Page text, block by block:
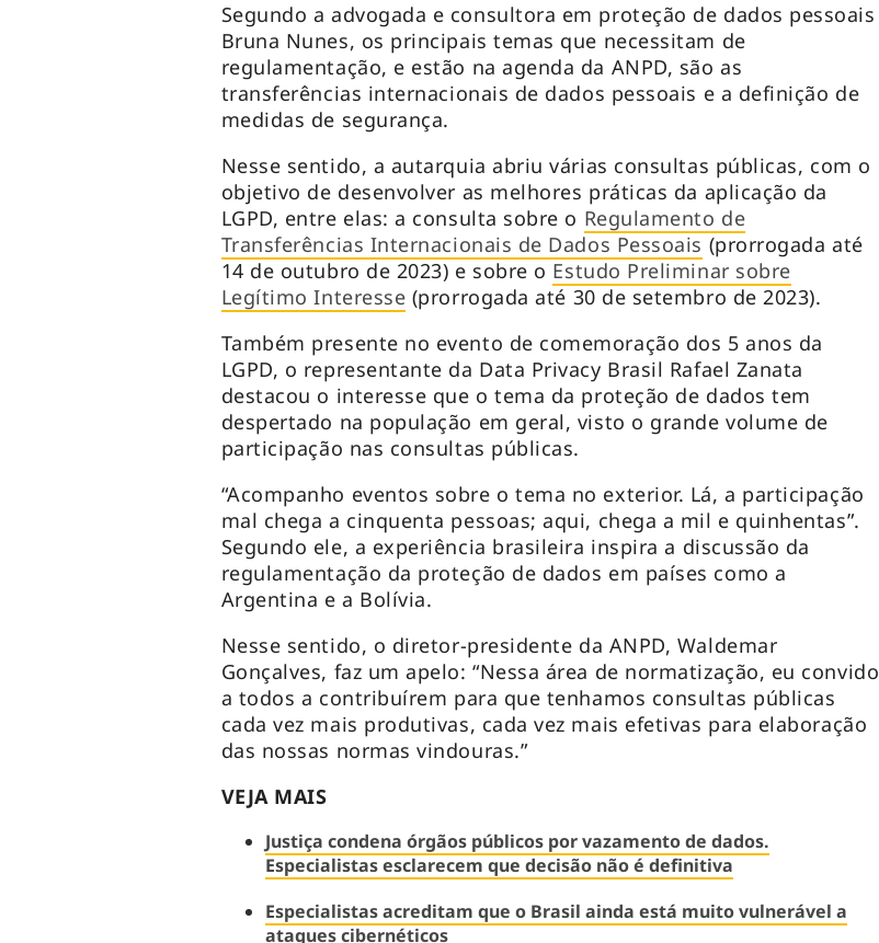
Segundo a advogada e consultora em proteção de dados pessoais
Bruna Nunes, os principais temas que necessitam de
regulamentação, e estão na agenda da ANPD, são as
transferências internacionais de dados pessoais e a definição de
medidas de segurança.
Nesse sentido, a autarquia abriu várias consultas públicas, com o
objetivo de desenvolver as melhores práticas da aplicação da
LGPD, entre elas: a consulta sobre o Regulamento de
Transferências Internacionais de Dados Pessoais (prorrogada até
14 de outubro de 2023) e sobre o Estudo Preliminar sobre
Legítimo Interesse (prorrogada até 30 de setembro de 2023).
Também presente no evento de comemoração dos 5 anos da
LGPD, o representante da Data Privacy Brasil Rafael Zanata
destacou o interesse que o tema da proteção de dados tem
despertado na população em geral, visto o grande volume de
participação nas consultas públicas.
“Acompanho eventos sobre o tema no exterior. Lá, a participação
mal chega a cinquenta pessoas; aqui, chega a mil e quinhentas”.
Segundo ele, a experiência brasileira inspira a discussão da
regulamentação da proteção de dados em países como a
Argentina e a Bolívia.
Nesse sentido, o diretor-presidente da ANPD, Waldemar
Gonçalves, faz um apelo: “Nessa área de normatização, eu convido
a todos a contribuírem para que tenhamos consultas públicas
cada vez mais produtivas, cada vez mais efetivas para elaboração
das nossas normas vindouras.”
VEJA MAIS
Justiça condena órgãos públicos por vazamento de dados.
Especialistas esclarecem que decisão não é definitiva
Especialistas acreditam que o Brasil ainda está muito vulnerável a
ataques cibernéticos